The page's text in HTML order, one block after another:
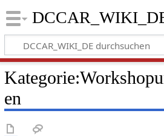
Kategorie:
en